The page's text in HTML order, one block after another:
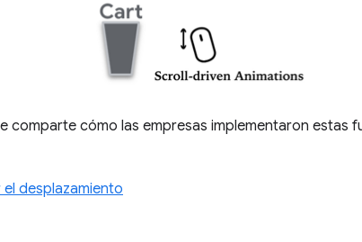
comparte cómo las empresas implementaron estas
desplazamiento